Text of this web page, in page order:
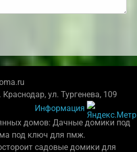
Краснодар, ул. Тургенева, 109
Информация
домов: Дачные домики под
под ключ для пмж.
садовые домики для